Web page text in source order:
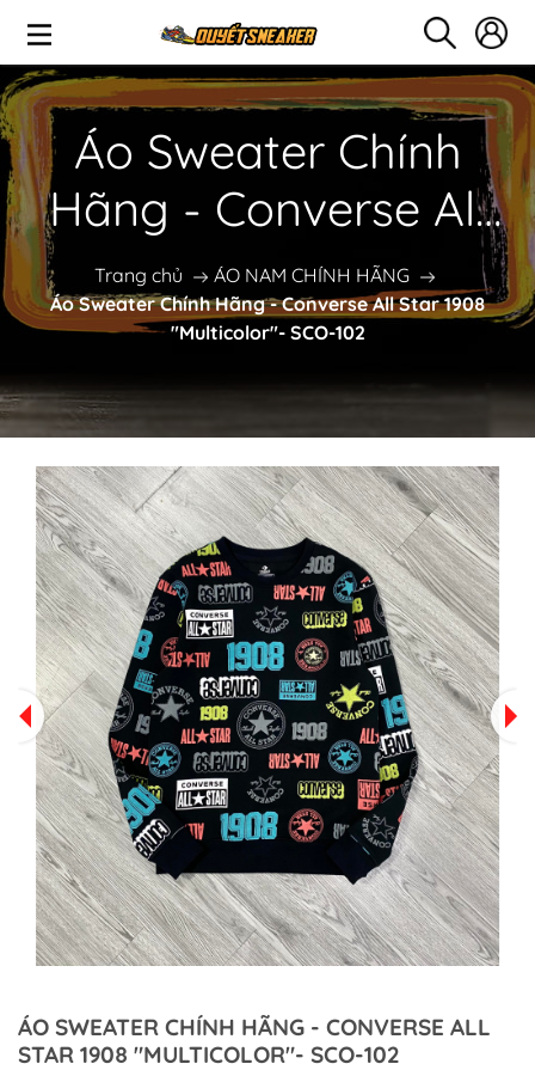
Áo Sweater Chính
Hãng - Converse All
Star 1908
"Multicolor"- SCO-102
Trang chủ
ÁO NAM CHÍNH HÃNG
Áo Sweater Chính Hãng - Converse All Star 1908
"Multicolor"- SCO-102
ÁO SWEATER CHÍNH HÃNG - CONVERSE ALL
STAR 1908 "MULTICOLOR"- SCO-102